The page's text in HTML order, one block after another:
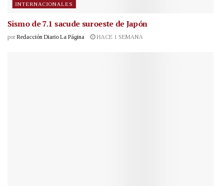
INTERNACIONALES
Sismo de 7.1 sacude suroeste de Japón
por Redacción Diario La Página HACE 1 SEMANA